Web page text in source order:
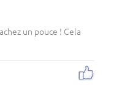
un pouce ! Cela